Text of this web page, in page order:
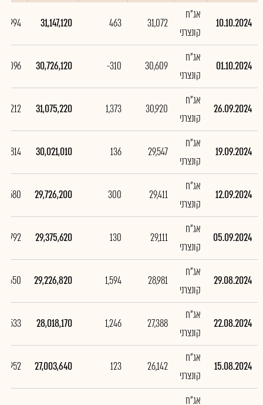
10.10.2024
אג"ח
קונצרני
31,072
463
31,147,120
01.10.2024
אג"ח
קונצרני
30,609
-310
30,726,120
26.09.2024
אג"ח
קונצרני
30,920
1,373
31,075,220
19.09.2024
אג"ח
קונצרני
29,547
136
30,021,010
12.09.2024
אג"ח
קונצרני
29,411
300
29,726,200
05.09.2024
אג"ח
קונצרני
29,111
130
29,375,620
29.08.2024
אג"ח
קונצרני
28,981
1,594
29,226,820
22.08.2024
אג"ח
קונצרני
27,388
1,246
28,018,170
15.08.2024
אג"ח
קונצרני
26,142
123
27,003,640
17,952
אג"ח